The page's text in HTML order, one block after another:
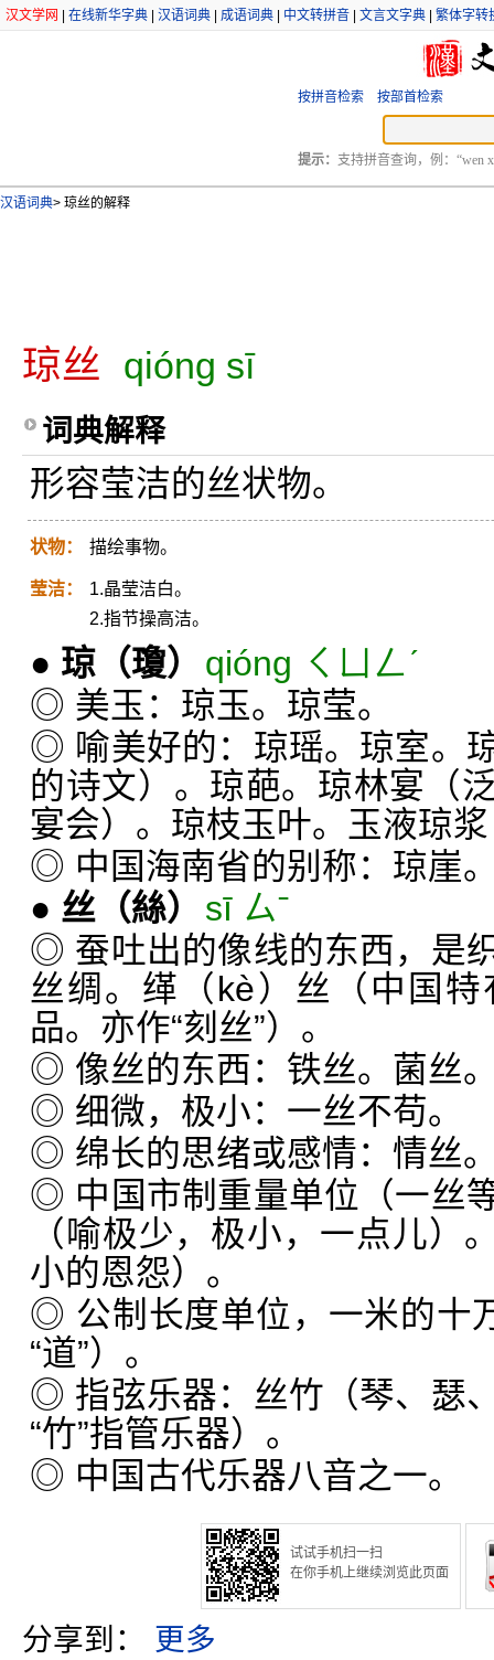
汉文学网 在线新华字典 汉语词典 成语词典 中文转拼音 文言文字典 繁体字转
按拼音检索 按部首检索
提示： 支持拼音查询，例：“wen
汉语词典> 琼丝的解释
琼丝 qióng sī
词典解释
形容莹洁的丝状物。
状物： 描绘事物。
莹洁：
1.晶莹洁白。
2.指节操高洁。
● 琼 （瓊）
qióng ㄑㄩㄥˊ
◎ 美玉：琼玉。琼莹。
◎ 喻美好的：琼瑶。琼室。
的诗文）。琼葩。琼林宴（
宴会）。琼枝玉叶。玉液琼
◎ 中国海南省的别称：琼崖
● 丝 （絲）
sī ㄙˉ
◎ 蚕吐出的像线的东西，是
丝绸。缂（kè）丝（中国
品。亦作“刻丝”）。
◎ 像丝的东西：铁丝。菌丝
◎ 细微，极小：一丝不苟。
◎ 绵长的思绪或感情：情丝
◎ 中国市制重量单位（一丝
（喻极少，极小，一点儿）
小的恩怨）。
◎ 公制长度单位，一米的十
“道”）。
◎ 指弦乐器：丝竹（琴、瑟
“竹”指管乐器）。
◎ 中国古代乐器八音之一。
试试手机扫一扫
在你手机上继续浏览此页面
分享到： 更多